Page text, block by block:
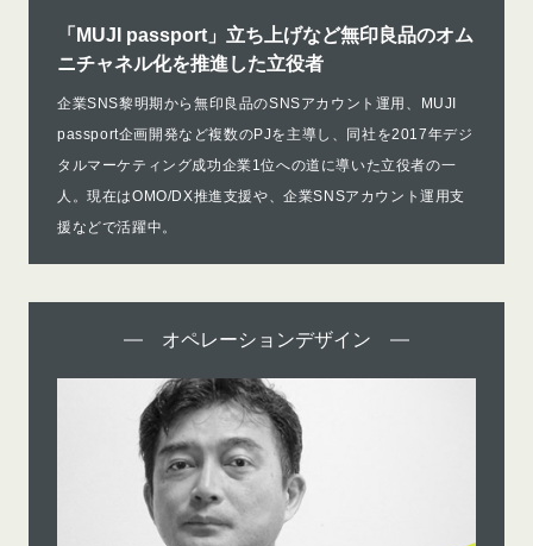
「MUJI passport」立ち上げなど無印良品のオム
ニチャネル化を推進した立役者
企業SNS黎明期から無印良品のSNSアカウント運用、MUJI
passport企画開発など複数のPJを主導し、同社を2017年デジ
タルマーケティング成功企業1位への道に導いた立役者の一
人。現在はOMO/DX推進支援や、企業SNSアカウント運用支
援などで活躍中。
オペレーションデザイン